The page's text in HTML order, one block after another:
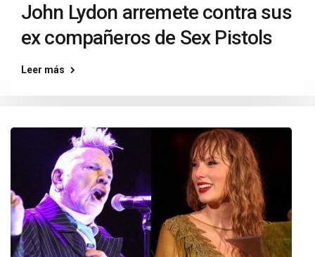
John Lydon arremete contra sus
ex compañeros de Sex Pistols
Leer más